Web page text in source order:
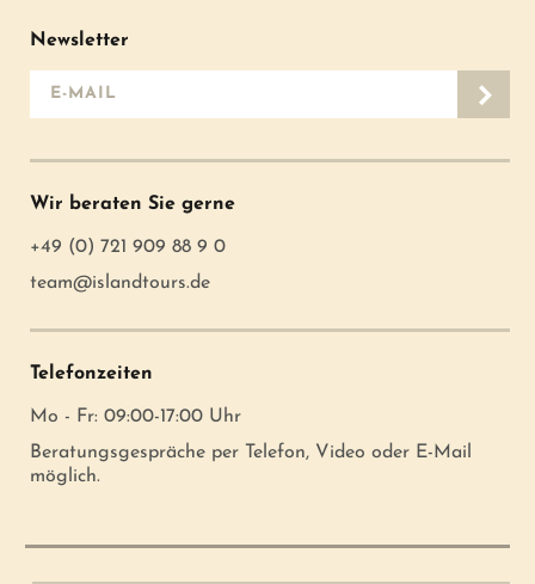
Newsletter
E-Mail-Adresse
Wir beraten Sie gerne
+49 (0) 721 909 88 9 0
team@islandtours.de
Telefonzeiten
Mo - Fr: 09:00-17:00 Uhr
Beratungsgespräche per Telefon, Video oder E-Mail
möglich.